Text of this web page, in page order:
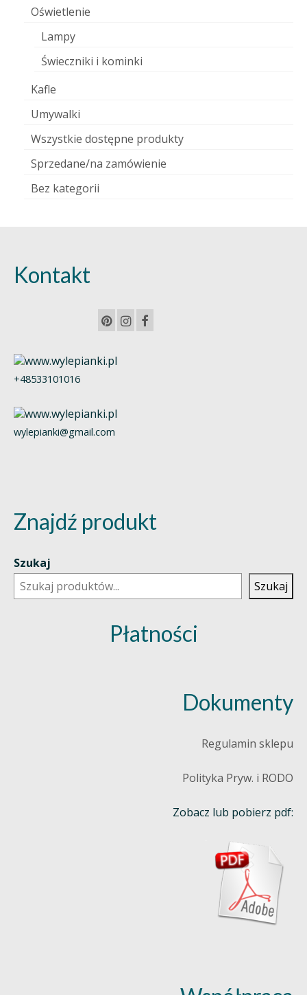
Oświetlenie
Lampy
Świeczniki i kominki
Kafle
Umywalki
Wszystkie dostępne produkty
Sprzedane/na zamówienie
Bez kategorii
Kontakt
+48533101016
wylepianki@gmail.com
Znajdź produkt
Szukaj
Szukaj
Płatności
Dokumenty
Regulamin sklepu
Polityka Pryw. i RODO
Zobacz lub pobierz pdf: